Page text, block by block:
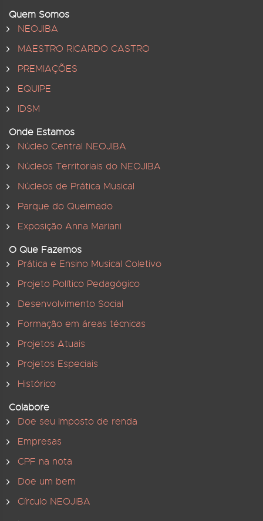
Quem Somos
NEOJIBA
MAESTRO RICARDO CASTRO
PREMIAÇÕES
EQUIPE
IDSM
Onde Estamos
Núcleo Central NEOJIBA
Núcleos Territoriais do NEOJIBA
Núcleos de Prática Musical
Parque do Queimado
Exposição Anna Mariani
O Que Fazemos
Prática e Ensino Musical Coletivo
Projeto Político Pedagógico
Desenvolvimento Social
Formação em áreas técnicas
Projetos Atuais
Projetos Especiais
Histórico
Colabore
Doe seu Imposto de renda
Empresas
CPF na nota
Doe um bem
Círculo NEOJIBA